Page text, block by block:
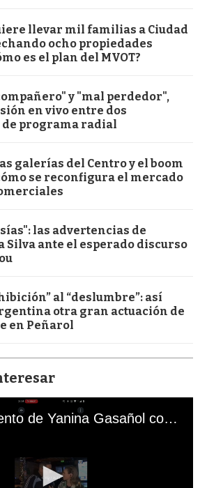
llevar mil familias a Ciudad
ocho propiedades
es el plan del MVOT?
y "mal perdedor",
en vivo entre dos
programa radial
galerías del Centro y el boom
se reconfigura el mercado
las advertencias de
Silva ante el esperado discurso
al “deslumbre”: así
otra gran actuación de
en Peñarol
El mal momento de Yanina Gasañol con un hincha argentino en "Subrayado"